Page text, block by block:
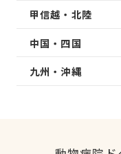
甲信越・北陸
中国・四国
九州・沖縄